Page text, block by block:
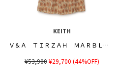
KEITH
Ｖ＆Ａ ＴＩＲＺＡＨ ＭＡＲＢＬＥワンピース
¥53,900¥29,700 (44%OFF)